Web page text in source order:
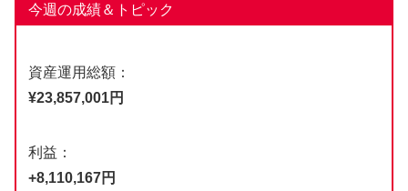
今週の成績＆トピック
資産運用総額：
¥23,857,001円
利益：
+8,110,167円